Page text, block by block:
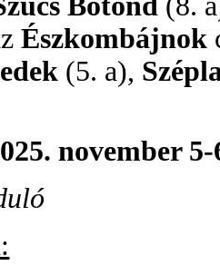
Észkombájnok
(5. a),
november